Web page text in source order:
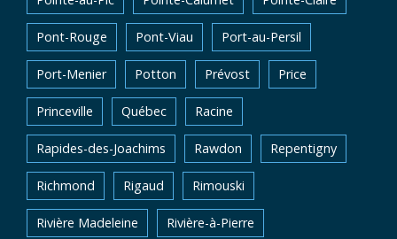
Pont-Rouge Pont-Viau Port-au-Persil
Port-Menier Potton Prévost Price
Princeville Québec Racine
Rapides-des-Joachims Rawdon Repentigny
Richmond Rigaud Rimouski
Rivière Madeleine Rivière-à-Pierre